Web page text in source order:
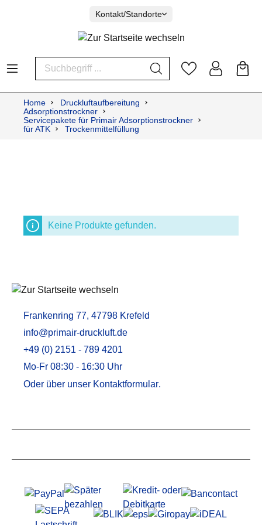
Kontakt/Standorte
Home
Druckluftaufbereitung
Adsorptionstrockner
Servicepakete für Primair Adsorptionstrockner
für ATK
Trockenmittelfüllung
Keine Produkte gefunden.
Frankenring 77, 47798 Krefeld
info@primair-druckluft.de
+49 (0) 2151 - 789 4201
Mo-Fr 08:30 - 16:30 Uhr
Oder über unser Kontaktformular.